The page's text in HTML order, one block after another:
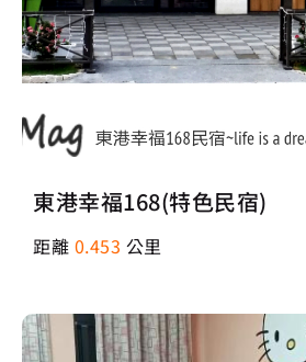
東港幸福168(特色民宿)
距離 0.453 公里